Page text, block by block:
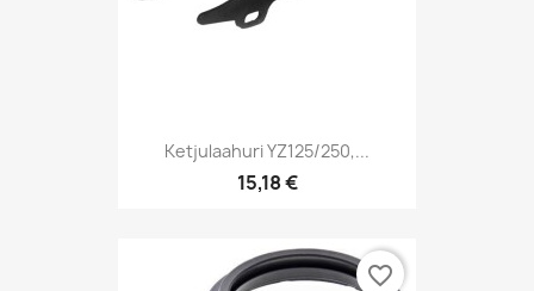
Ketjulaahuri YZ125/250,...
15,18 €
favorite_border